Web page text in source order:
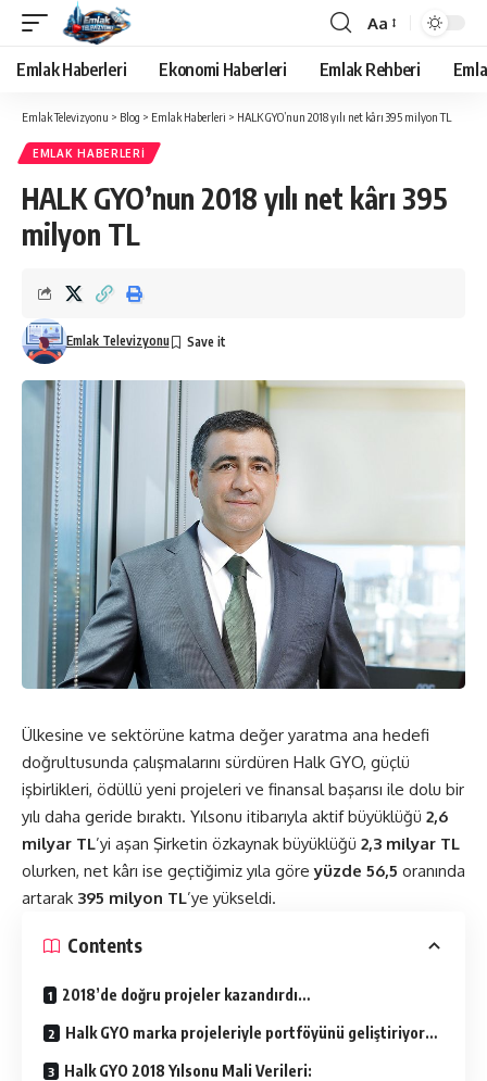
Yazı
Tipi
Boyutlandırıcı
Aa
Emlak Haberleri Ekonomi Haberleri Emlak Rehberi
Emlak Televizyonu > Blog > Emlak Haberleri > HALK GYO’nun 2018 yılı net kârı 395 milyon TL
EMLAK HABERLERI
HALK GYO’nun 2018 yılı net kârı 395
milyon TL
Emlak Televizyonu
Ülkesine ve sektörüne katma değer yaratma ana hedefi
doğrultusunda çalışmalarını sürdüren Halk GYO, güçlü
işbirlikleri, ödüllü yeni projeleri ve finansal başarısı ile dolu bir
yılı daha geride bıraktı. Yılsonu itibarıyla aktif büyüklüğü 2,6
milyar TL’yi aşan Şirketin özkaynak büyüklüğü 2,3 milyar TL
olurken, net kârı ise geçtiğimiz yıla göreyüzde 56,5 oranında
artarak 395 milyon TL’ye yükseldi.
Contents
2018’de doğru projeler kazandırdı…
Halk GYO marka projeleriyle portföyünü geliştiriyor…
Halk GYO 2018 Yılsonu Mali Verileri: